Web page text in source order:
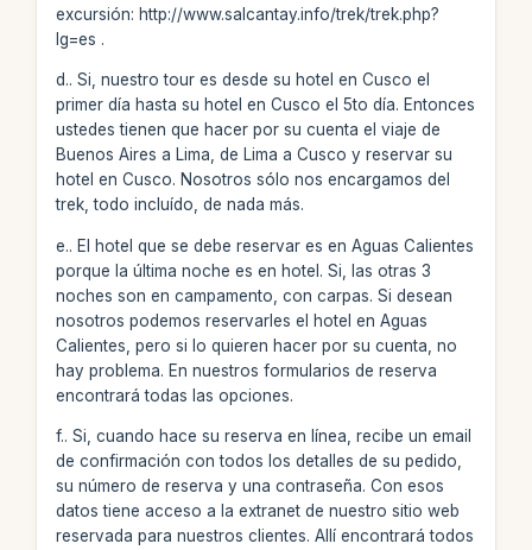
excursión: http://www.salcantay.info/trek/trek.php?
lg=es .
d.. Si, nuestro tour es desde su hotel en Cusco el
primer día hasta su hotel en Cusco el 5to día. Entonces
ustedes tienen que hacer por su cuenta el viaje de
Buenos Aires a Lima, de Lima a Cusco y reservar su
hotel en Cusco. Nosotros sólo nos encargamos del
trek, todo incluído, de nada más.
e.. El hotel que se debe reservar es en Aguas Calientes
porque la última noche es en hotel. Si, las otras 3
noches son en campamento, con carpas. Si desean
nosotros podemos reservarles el hotel en Aguas
Calientes, pero si lo quieren hacer por su cuenta, no
hay problema. En nuestros formularios de reserva
encontrará todas las opciones.
f.. Si, cuando hace su reserva en línea, recibe un email
de confirmación con todos los detalles de su pedido,
su número de reserva y una contraseña. Con esos
datos tiene acceso a la extranet de nuestro sitio web
reservada para nuestros clientes. Allí encontrará todos